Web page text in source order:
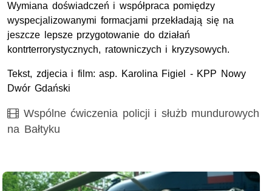
Wymiana doświadczeń i współpraca pomiędzy
wyspecjalizowanymi formacjami przekładają się na
jeszcze lepsze przygotowanie do działań
kontrterrorystycznych, ratowniczych i kryzysowych.
Tekst, zdjecia i film: asp. Karolina Figiel - KPP Nowy
Dwór Gdański
Film
Wspólne ćwiczenia policji i służb mundurowych
na Bałtyku